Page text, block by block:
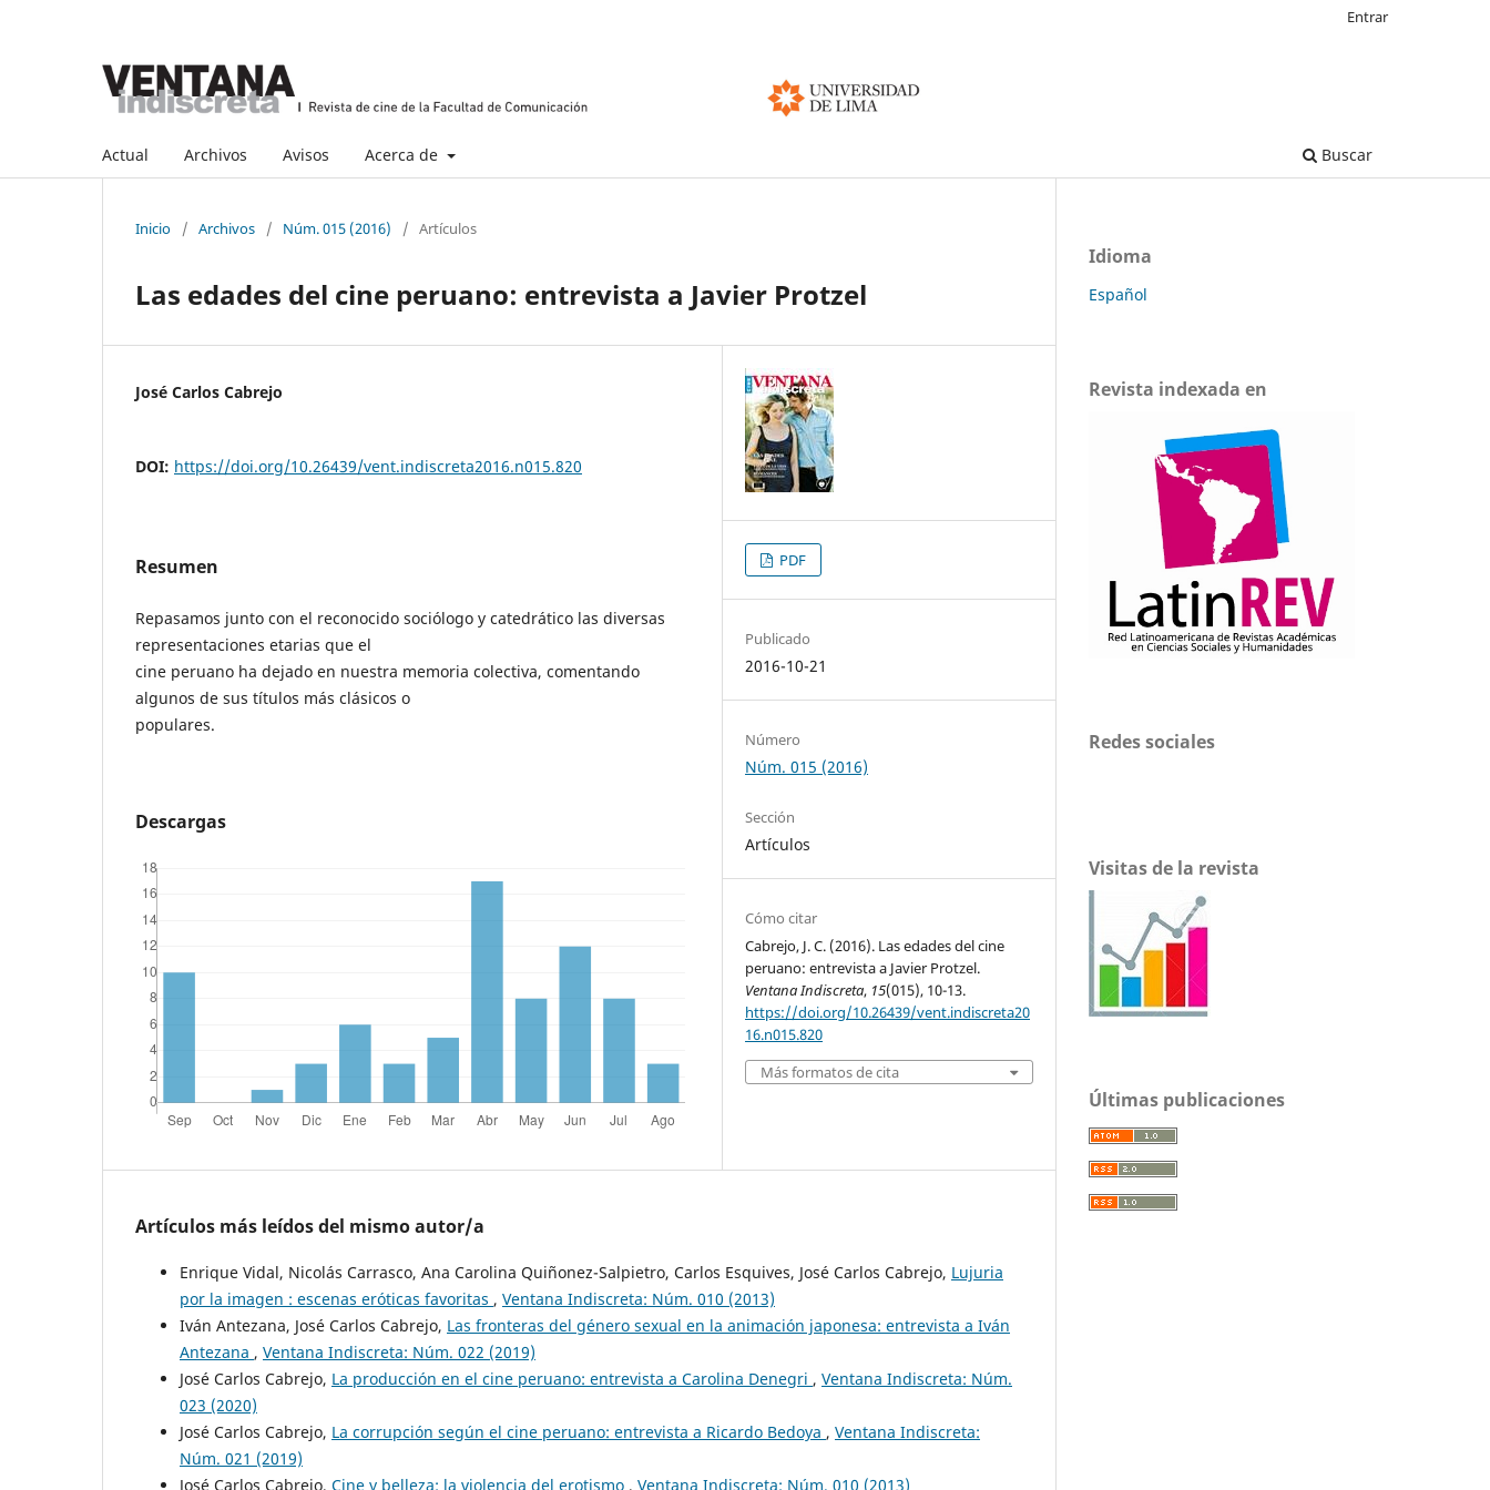
Actual Archivos Avisos Acerca de Buscar
Entrar
Inicio / Archivos / Núm. 015 (2016) / Artículos
Las edades del cine peruano: entrevista a Javier Protzel
José Carlos Cabrejo
DOI: https://doi.org/10.26439/vent.indiscreta2016.n015.820
Resumen
Repasamos junto con el reconocido sociólogo y catedrático las diversas
representaciones etarias que el
cine peruano ha dejado en nuestra memoria colectiva, comentando
algunos de sus títulos más clásicos o
populares.
Descargas
PDF
Publicado
2016-10-21
Número
Núm. 015 (2016)
Sección
Artículos
Cómo citar
Cabrejo, J. C. (2016). Las edades del cine
peruano: entrevista a Javier Protzel.
Ventana Indiscreta, 15(015), 10-13.
https://doi.org/10.26439/vent.indiscreta20
16.n015.820
Más formatos de cita
Artículos más leídos del mismo autor/a
Enrique Vidal, Nicolás Carrasco, Ana Carolina Quiñonez-Salpietro, Carlos Esquives, José Carlos Cabrejo, Lujuria
por la imagen : escenas eróticas favoritas , Ventana Indiscreta: Núm. 010 (2013)
Iván Antezana, José Carlos Cabrejo, Las fronteras del género sexual en la animación japonesa: entrevista a Iván
Antezana , Ventana Indiscreta: Núm. 022 (2019)
José Carlos Cabrejo, La producción en el cine peruano: entrevista a Carolina Denegri , Ventana Indiscreta: Núm.
023 (2020)
José Carlos Cabrejo, La corrupción según el cine peruano: entrevista a Ricardo Bedoya , Ventana Indiscreta:
Núm. 021 (2019)
José Carlos Cabrejo, Cine y belleza: la violencia del erotismo , Ventana Indiscreta: Núm. 010 (2013)
Idioma
Español
Revista indexada en
Redes sociales
Visitas de la revista
Últimas publicaciones